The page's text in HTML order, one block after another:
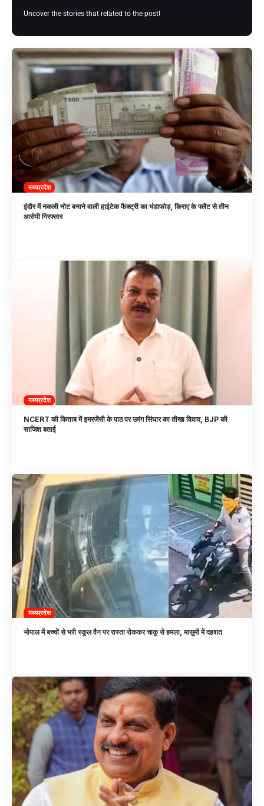
Uncover the stories that related to the post!
मध्यप्रदेश
इंदौर में नकली नोट बनाने वाली हाईटेक फैक्ट्री का भंडाफोड़, किराए के फ्लैट से तीन
आरोपी गिरफ्तार
मध्यप्रदेश
NCERT की किताब में इमरजेंसी के पाठ पर उमंग सिंघार का तीखा विवाद, BJP की
साजिश बताई
मध्यप्रदेश
भोपाल में बच्चों से भरी स्कूल वैन पर रास्ता रोककर चाकू से हमला, मासूमों में दहशत